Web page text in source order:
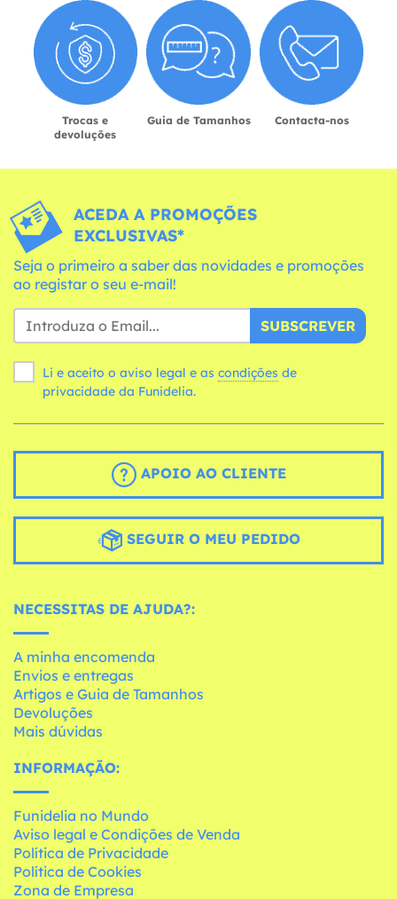
Trocas e
devoluções
Guia de Tamanhos Contacta-nos
ACEDA A PROMOÇÕES
EXCLUSIVAS*
Seja o primeiro a saber das novidades e promoções
ao registar o seu e-mail!
SUBSCREVER
Li e aceito o aviso legal e as condições
privacidade da Funidelia.
APOIO AO CLIENTE
SEGUIR O MEU PEDIDO
NECESSITAS DE AJUDA?:
A minha encomenda
Envios e entregas
Artigos e Guia de Tamanhos
Devoluções
Mais dúvidas
INFORMAÇÃO:
Funidelia no Mundo
Aviso legal e Condições de Venda
Política de Privacidade
Política de Cookies
Zona de Empresa